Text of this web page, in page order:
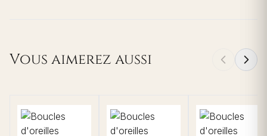
Vous aimerez aussi